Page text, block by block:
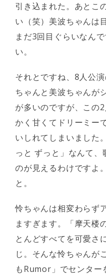
引き込まれた。あとこ
い（笑）美波ちゃんは
まだ3回目ぐらいなん
い。
それとですね、8人公
ちゃんと美波ちゃんが
が多いのですが、この
かく甘くてドリーミー
いしれてしまいました
っと ずっと」なんて
のが見えるわけですよ
と。
怜ちゃんは相変わらず
ますぎます。「摩天楼
とんどすべてを可愛さ
じ。そんな怜ちゃんが
もRumor」でセンター